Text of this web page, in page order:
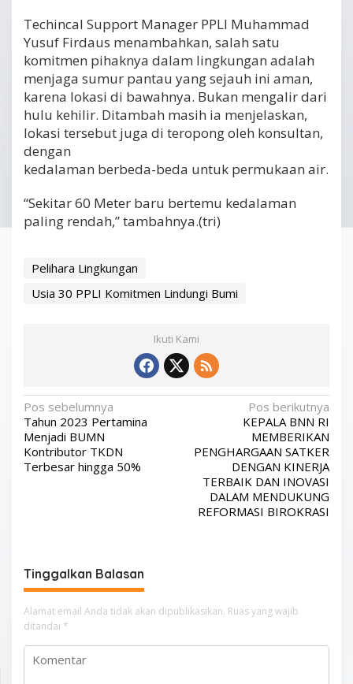
Techincal Support Manager PPLI Muhammad
Yusuf Firdaus menambahkan, salah satu
komitmen pihaknya dalam lingkungan adalah
menjaga sumur pantau yang sejauh ini aman,
karena lokasi di bawahnya. Bukan mengalir dari
hulu kehilir. Ditambah masih ia menjelaskan,
lokasi tersebut juga di teropong oleh konsultan,
dengan
kedalaman berbeda-beda untuk permukaan air.
“Sekitar 60 Meter baru bertemu kedalaman
paling rendah,” tambahnya.(tri)
Pelihara Lingkungan
Usia 30 PPLI Komitmen Lindungi Bumi
Ikuti Kami
N
a
v
i
i
p
o
s
Pos sebelumnya
Tahun 2023 Pertamina
Menjadi BUMN
Kontributor TKDN
Terbesar hingga 50%
Pos berikutnya
KEPALA BNN RI
MEMBERIKAN
PENGHARGAAN SATKER
DENGAN KINERJA
TERBAIK DAN INOVASI
DALAM MENDUKUNG
REFORMASI BIROKRASI
Tinggalkan Balasan
Alamat email Anda tidak akan dipublikasikan. Ruas yang wajib
ditandai *